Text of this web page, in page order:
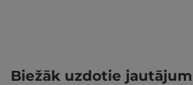
Biežāk uzdotie